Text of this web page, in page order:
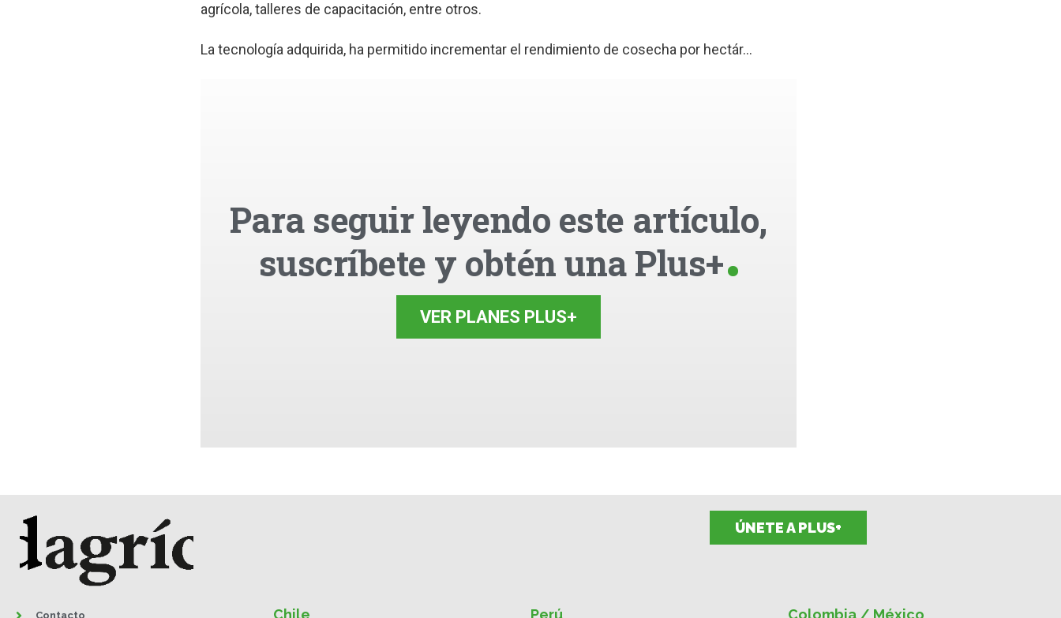
agrícola, talleres de capacitación, entre otros.
La tecnología adquirida, ha permitido incrementar el rendimiento de cosecha por hectár...
Para seguir leyendo este artículo,
suscríbete y obtén una Plus+
VER PLANES PLUS+
ÚNETE A PLUS+
Contacto Chile Perú Colombia / México